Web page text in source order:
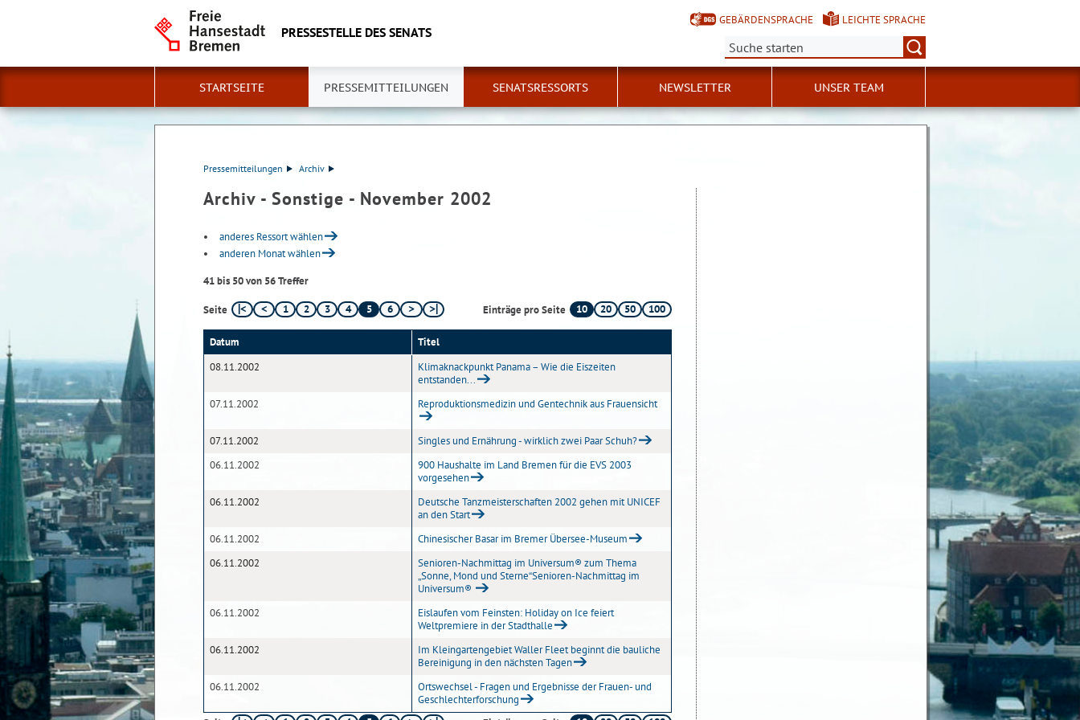
PRESSESTELLE DES SENATS
GEBÄRDENSPRACHE
LEICHTE SPRACHE
Suche:
STARTSEITE PRESSEMITTEILUNGEN SENATSRESSORTS NEWSLETTER UNSER TEAM
Pressemitteilungen Archiv
Archiv - Sonstige - November 2002
anderes Ressort wählen
anderen Monat wählen
41 bis 50 von 56 Treffer
Seite 1 2 3 4 5 6 Einträge pro Seite 10 20 50 100
Datum
Titel
08.11.2002
Klimaknackpunkt Panama – Wie die Eiszeiten
entstanden...
07.11.2002
Reproduktionsmedizin und Gentechnik aus Frauensicht
07.11.2002
Singles und Ernährung - wirklich zwei Paar Schuh?
06.11.2002
900 Haushalte im Land Bremen für die EVS 2003
vorgesehen
06.11.2002
Deutsche Tanzmeisterschaften 2002 gehen mit UNICEF
an den Start
06.11.2002
Chinesischer Basar im Bremer Übersee-Museum
06.11.2002
Senioren-Nachmittag im Universum® zum Thema
„Sonne, Mond und Sterne“Senioren-Nachmittag im
Universum®
06.11.2002
Eislaufen vom Feinsten: Holiday on Ice feiert
Weltpremiere in der Stadthalle
06.11.2002
Im Kleingartengebiet Waller Fleet beginnt die bauliche
Bereinigung in den nächsten Tagen
06.11.2002
Ortswechsel - Fragen und Ergebnisse der Frauen- und
Geschlechterforschung